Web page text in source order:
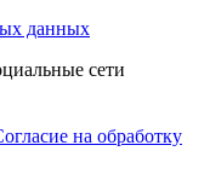
данных
сети
на обработку